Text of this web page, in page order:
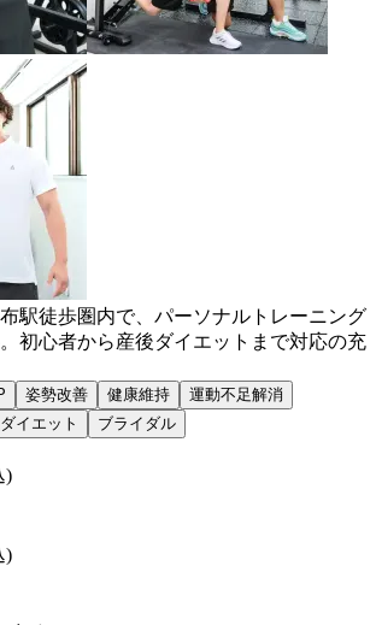
布駅徒歩圏内で、パーソナルトレーニング
初心者から産後ダイエットまで対応の充
姿勢改善 健康維持
運動不足解消
イエット ブライダル
)
)